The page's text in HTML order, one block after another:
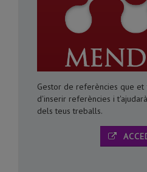
Gestor de referències que et
d'inserir referències i
dels teus treballs.